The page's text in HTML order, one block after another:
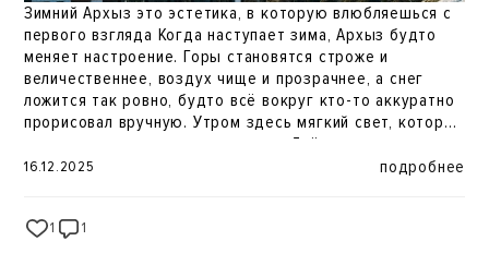
16.12.2025 подробнее
Зимний Архыз это эстетика, в которую влюбляешься с
первого взгляда Когда наступает зима, Архыз будто
меняет настроение. Горы становятся строже и
величественнее, воздух чище и прозрачнее, а снег
ложится так ровно, будто всё вокруг кто-то аккуратно
прорисовал вручную. Утром здесь мягкий свет, который
делает каждую деталь красивее. Днём панорамы, от
которых хочется достать камеру даже тем, кто обычно
Архыз эстетичный до мелочей: цвета, виды, ритм, звук
1 1